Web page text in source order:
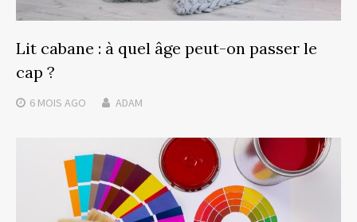
Lit cabane : à quel âge peut-on passer le
cap ?
6 MOIS AGO ADAM